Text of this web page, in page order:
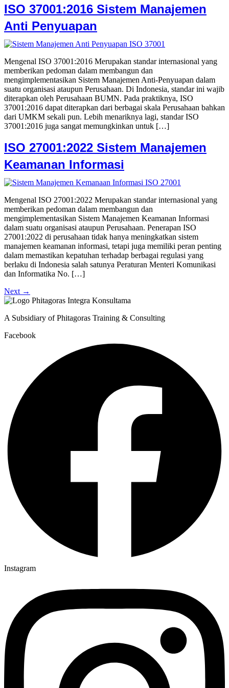
ISO 37001:2016 Sistem Manajemen
Anti Penyuapan
Mengenal ISO 37001:2016 Merupakan standar internasional yang
memberikan pedoman dalam membangun dan
mengimplementasikan Sistem Manajemen Anti-Penyuapan dalam
suatu organisasi ataupun Perusahaan. Di Indonesia, standar ini wajib
diterapkan oleh Perusahaan BUMN. Pada praktiknya, ISO
37001:2016 dapat diterapkan dari berbagai skala Perusahaan bahkan
dari UMKM sekali pun. Lebih menariknya lagi, standar ISO
37001:2016 juga sangat memungkinkan untuk […]
ISO 27001:2022 Sistem Manajemen
Keamanan Informasi
Mengenal ISO 27001:2022 Merupakan standar internasional yang
memberikan pedoman dalam membangun dan
mengimplementasikan Sistem Manajemen Keamanan Informasi
dalam suatu organisasi ataupun Perusahaan. Penerapan ISO
27001:2022 di perusahaan tidak hanya meningkatkan sistem
manajemen keamanan informasi, tetapi juga memiliki peran penting
dalam memastikan kepatuhan terhadap berbagai regulasi yang
berlaku di Indonesia salah satunya Peraturan Menteri Komunikasi
dan Informatika No. […]
Next →
A Subsidiary of Phitagoras Training & Consulting
Facebook
Instagram